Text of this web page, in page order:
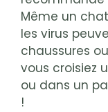
Même un chat
les virus
chaussures
vous croisiez
ou dans un
!